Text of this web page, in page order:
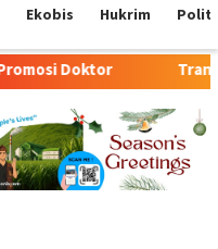
Ekobis Hukrim
Transformasi